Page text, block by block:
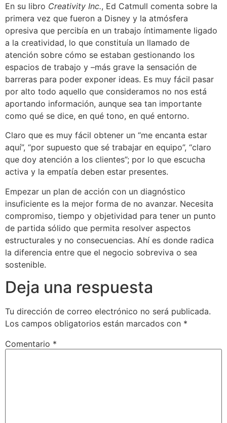
En su libro Creativity Inc., Ed Catmull comenta sobre la
primera vez que fueron a Disney y la atmósfera
opresiva que percibía en un trabajo íntimamente ligado
a la creatividad, lo que constituía un llamado de
atención sobre cómo se estaban gestionando los
espacios de trabajo y –más grave la sensación de
barreras para poder exponer ideas. Es muy fácil pasar
por alto todo aquello que consideramos no nos está
aportando información, aunque sea tan importante
como qué se dice, en qué tono, en qué entorno.
Claro que es muy fácil obtener un “me encanta estar
aquí”, “por supuesto que sé trabajar en equipo”, “claro
que doy atención a los clientes”; por lo que escucha
activa y la empatía deben estar presentes.
Empezar un plan de acción con un diagnóstico
insuficiente es la mejor forma de no avanzar. Necesita
compromiso, tiempo y objetividad para tener un punto
de partida sólido que permita resolver aspectos
estructurales y no consecuencias. Ahí es donde radica
la diferencia entre que el negocio sobreviva o sea
sostenible.
Deja una respuesta
Tu dirección de correo electrónico no será publicada.
Los campos obligatorios están marcados con *
Comentario *